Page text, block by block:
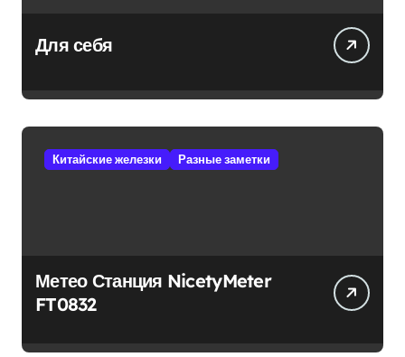
Для себя
Китайские железки Разные заметки
Метео Станция NicetyMeter
FT0832